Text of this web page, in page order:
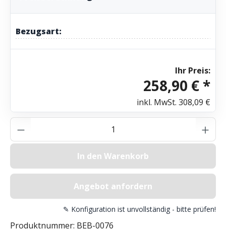
Bezugsart:
Ihr Preis:
258,90 € *
inkl. MwSt. 308,09 €
Produkt Anzahl: Gib den gewünschten
In den Warenkorb
Angebot anfordern
✎ Konfiguration ist unvollständig - bitte prüfen!
Produktnummer: BEB-0076